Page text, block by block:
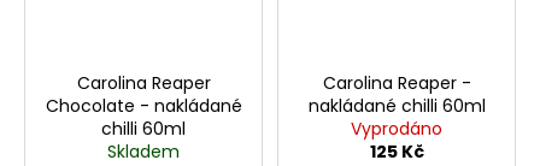
Carolina Reaper
Chocolate - nakládané
chilli 60ml
Skladem
Carolina Reaper -
nakládané chilli 60ml
Vyprodáno
125 Kč